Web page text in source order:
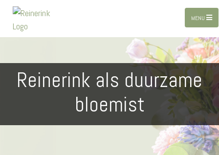
MENU
Reinerink als duurzame
bloemist